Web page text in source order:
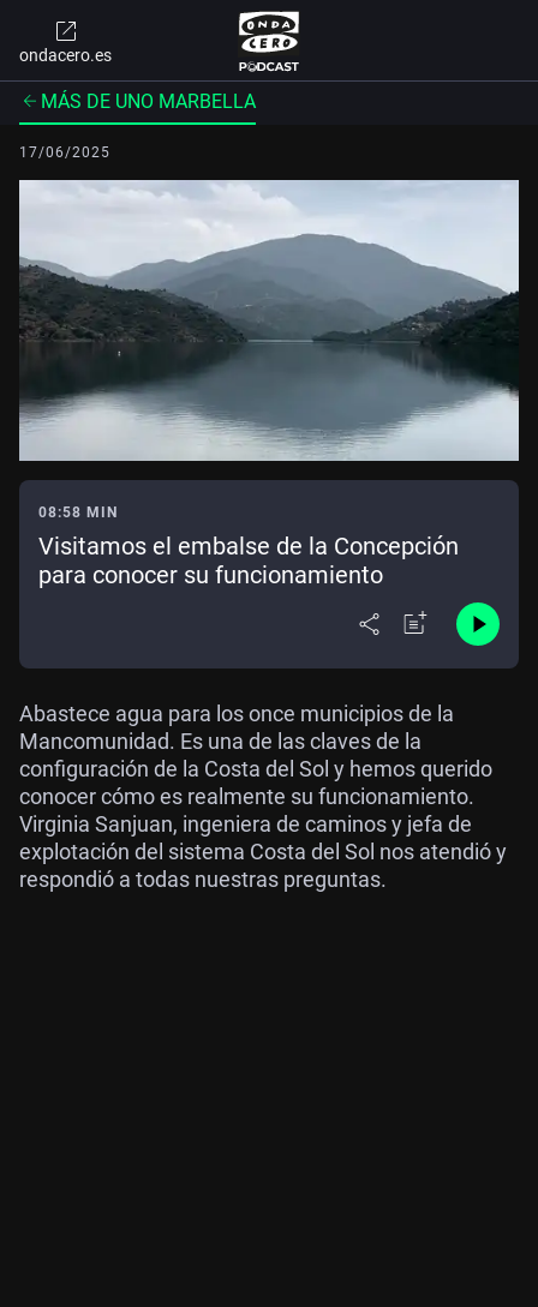
ondacero.es
MÁS DE UNO MARBELLA
17/06/2025
08:58 MIN
Visitamos el embalse de la Concepción
para conocer su funcionamiento
Abastece agua para los once municipios de la
Mancomunidad. Es una de las claves de la
configuración de la Costa del Sol y hemos querido
conocer cómo es realmente su funcionamiento.
Virginia Sanjuan, ingeniera de caminos y jefa de
explotación del sistema Costa del Sol nos atendió y
respondió a todas nuestras preguntas.